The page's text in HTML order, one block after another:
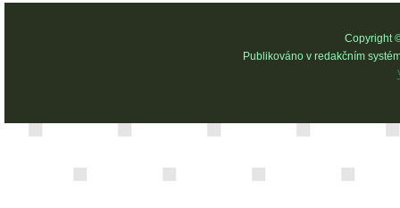
Copyright
Publikováno v redakčním